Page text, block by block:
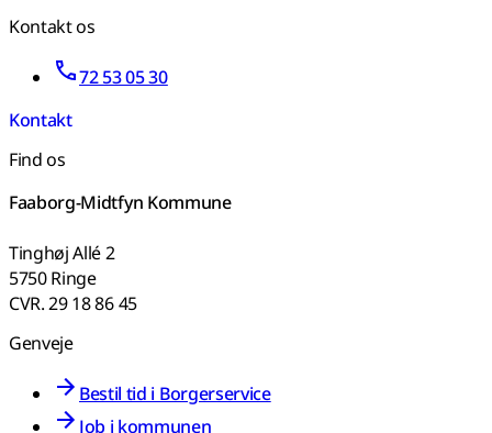
Kontakt os
72 53 05 30
Kontakt
Find os
Faaborg-Midtfyn Kommune
Tinghøj Allé 2
5750 Ringe
CVR. 29 18 86 45
Genveje
Bestil tid i Borgerservice
Job i kommunen